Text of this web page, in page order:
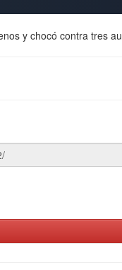
y chocó contra tres